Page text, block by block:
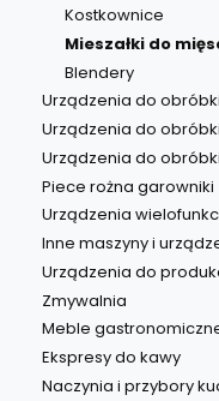
Kostkownice
Mieszałki do
Blendery
Urządzenia do
Urządzenia do
Urządzenia do
Piece rożna garowniki
Urządzenia
Inne maszyny i
Urządzenia do
Zmywalnia
Meble
Ekspresy do kawy
Naczynia i przybory